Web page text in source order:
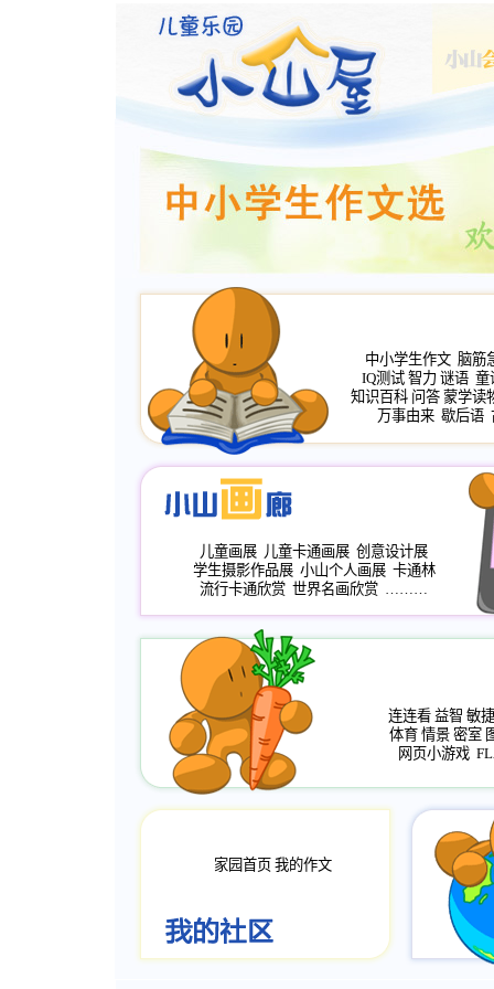
中小学生作文 脑筋
IQ测试 智力 谜语 童
知识百科 问答 蒙学读
万事由来 歇后语
儿童画展 儿童卡通画展 创意设计展
学生摄影作品展 小山个人画展 卡通林
流行卡通欣赏 世界名画欣赏 ………
连连看 益智 敏捷
体育 情景 密室
网页小游戏
家园首页 我的作文